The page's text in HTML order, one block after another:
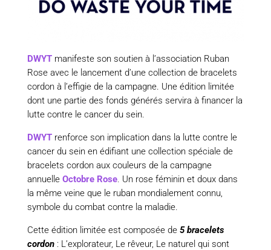
DWYT manifeste son soutien à l’association Ruban
Rose avec le lancement d’une collection de bracelets
cordon à l’effigie de la campagne. Une édition limitée
dont une partie des fonds générés servira à financer la
lutte contre le cancer du sein.
DWYT renforce son implication dans la lutte contre le
cancer du sein en édifiant une collection spéciale de
bracelets cordon aux couleurs de la campagne
annuelle Octobre Rose. Un rose féminin et doux dans
la même veine que le ruban mondialement connu,
symbole du combat contre la maladie.
Cette édition limitée est composée de 5 bracelets
cordon: L’explorateur, Le rêveur, Le naturel qui sont